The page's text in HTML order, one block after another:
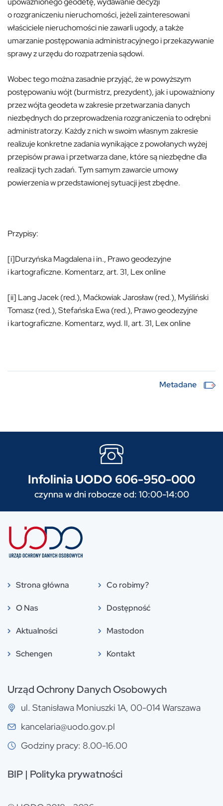
o rozgraniczeniu nieruchomości, jeżeli zainteresowani
właściciele nieruchomości nie zawarli ugody, a także
umarzanie postępowania administracyjnego i przekazywanie
sprawy z urzędu do rozpatrzenia sądowi.
Wobec tego można zasadnie przyjąć, że w powyższym
postępowaniu wójt (burmistrz, prezydent), jak i upoważniony
przez wójta geodeta w zakresie przetwarzania danych
niezbędnych do przeprowadzenia rozgraniczenia to odrębni
administratorzy. Każdy z nich w swoim własnym zakresie
realizuje konkretne zadania wynikające z powołanych wyżej
przepisów prawa i przetwarza dane, które są niezbędne dla
realizacji tych zadań. Tym samym zawarcie umowy
powierzenia w przedstawionej sytuacji jest zbędne.
Przypisy:
[i]Durzyńska Magdalena i in., Prawo geodezyjne
i kartograficzne. Komentarz, art. 31, Lex online
[ii] Lang Jacek (red.), Maćkowiak Jarosław (red.), Myśliński
Tomasz (red.), Stefańska Ewa (red.), Prawo geodezyjne
i kartograficzne. Komentarz, wyd. II, art. 31, Lex online
Metadane
Infolinia UODO 606-950-000
czynna w dni robocze od: 10:00-14:00
Strona główna
O Nas
Aktualności
Schengen
Co robimy?
Dostępność
Mastodon
Kontakt
Urząd Ochrony Danych Osobowych
ul. Stanisława Moniuszki 1A, 00-014 Warszawa
kancelaria@uodo.gov.pl
Godziny pracy: 8.00-16.00
BIP | Polityka prywatności